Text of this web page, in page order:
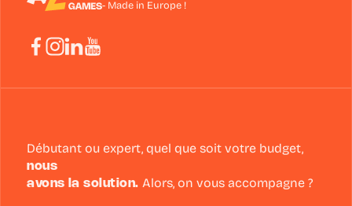
- Made in Europe !
Débutant ou expert, quel que soit votre budget,
nous
avons la solution. Alors, on vous accompagne ?